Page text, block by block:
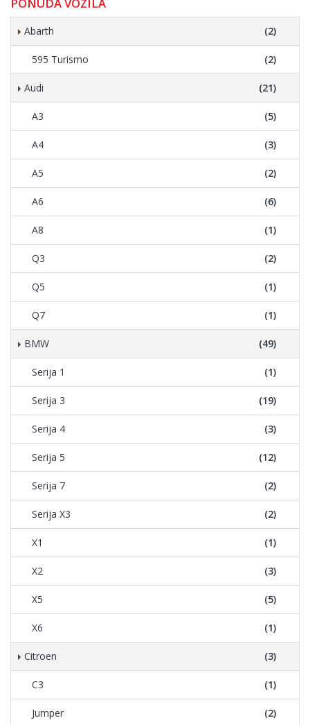
Abarth (2)
595 Turismo (2)
Audi (21)
A3 (5)
A4 (3)
A5 (2)
A6 (6)
A8 (1)
Q3 (2)
Q5 (1)
Q7 (1)
BMW (49)
Serija 1 (1)
Serija 3 (19)
Serija 4 (3)
Serija 5 (12)
Serija 7 (2)
Serija X3 (2)
X1 (1)
X2 (3)
X5 (5)
X6 (1)
Citroen (3)
C3 (1)
Jumper (2)